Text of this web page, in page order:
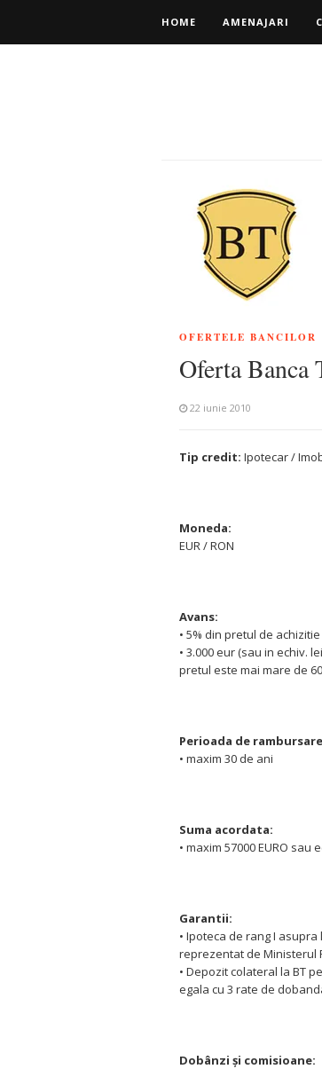
HOME AMENAJARI
OFERTELE BANCILOR
Oferta Banca
22 iunie 2010
Tip credit: Ipotecar /
Moneda:
EUR / RON
Avans:
• 5% din pretul de
• 3.000 eur (sau in echiv.
pretul este mai mare de
Perioada de
• maxim 30 de ani
Suma acordata:
• maxim 57000 EURO sau
Garantii:
• Ipoteca de rang I
reprezentat de Ministerul
• Depozit colateral la BT
egala cu 3 rate de
Dobânzi şi comisioane: